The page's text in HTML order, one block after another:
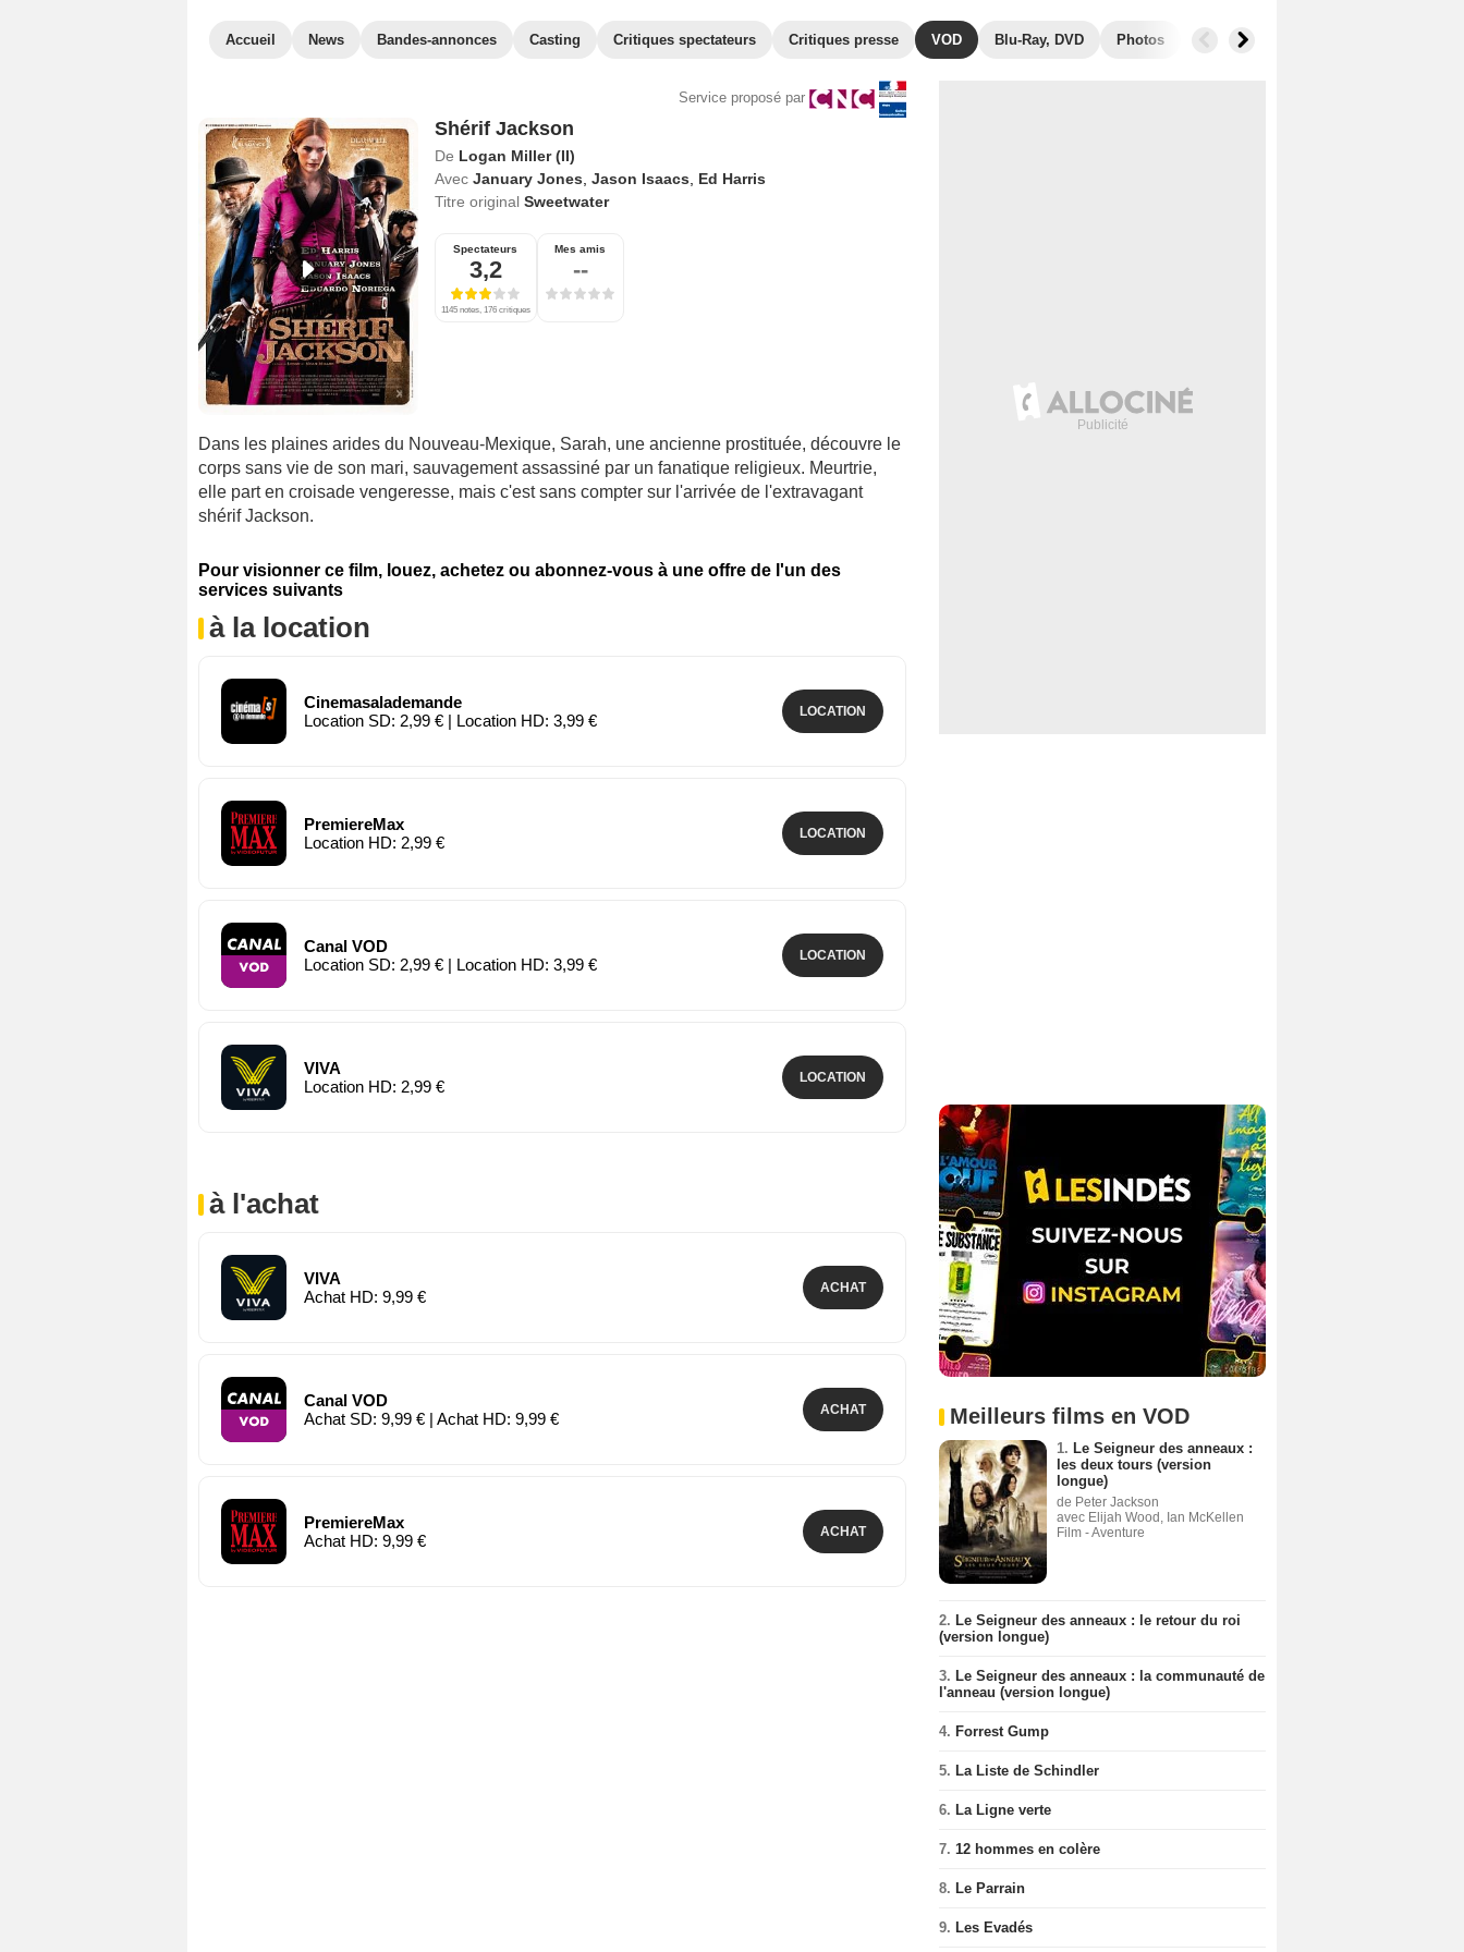
Accueil News Bandes-annonces Casting Critiques spectateurs Critiques presse VOD Blu-Ray, DVD Photos Secrets de tournage
Service proposé par
Shérif Jackson
De Logan Miller (II)
Avec January Jones Jason Isaacs
Ed Harris
Titre original Sweetwater
Spectateurs
3,2
1145 notes, 176 critiques
Mes amis
--
Dans les plaines arides du Nouveau-Mexique, Sarah, une ancienne prostituée, découvre le
corps sans vie de son mari, sauvagement assassiné par un fanatique religieux. Meurtrie,
elle part en croisade vengeresse, mais c'est sans compter sur l'arrivée de l'extravagant
shérif Jackson.
Pour visionner ce film, louez, achetez ou abonnez-vous à une offre de l'un des
services suivants
à la location
Cinemasalademande
Location SD: 2,99 € | Location HD: 3,99 €
LOCATION
PremiereMax
Location HD: 2,99 €
LOCATION
Canal VOD
Location SD: 2,99 € | Location HD: 3,99 €
LOCATION
VIVA
Location HD: 2,99 €
LOCATION
à l'achat
VIVA
Achat HD: 9,99 €
ACHAT
Canal VOD
Achat SD: 9,99 € | Achat HD: 9,99 €
ACHAT
PremiereMax
Achat HD: 9,99 €
ACHAT
Meilleurs films en VOD
1. Le Seigneur des anneaux :
les deux tours (version
longue)
de Peter Jackson
avec Elijah Wood, Ian McKellen
Film - Aventure
2. Le Seigneur des anneaux : le retour du roi
(version longue)
3. Le Seigneur des anneaux : la communauté de
l'anneau (version longue)
4. Forrest Gump
5. La Liste de Schindler
6. La Ligne verte
7. 12 hommes en colère
8. Le Parrain
9. Les Evadés